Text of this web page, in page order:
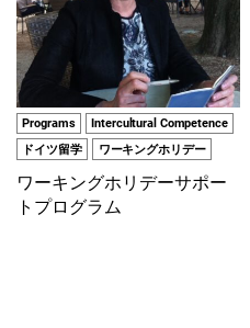
Programs
Intercultural Competence
ドイツ留学
ワーキングホリデー
ワーキングホリデーサポー
トプログラム